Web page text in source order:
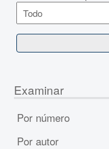
Examinar
Por número
Por autor